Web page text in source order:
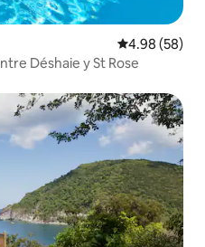
Calificación
4.98 (58)
Déshaie y St Rose